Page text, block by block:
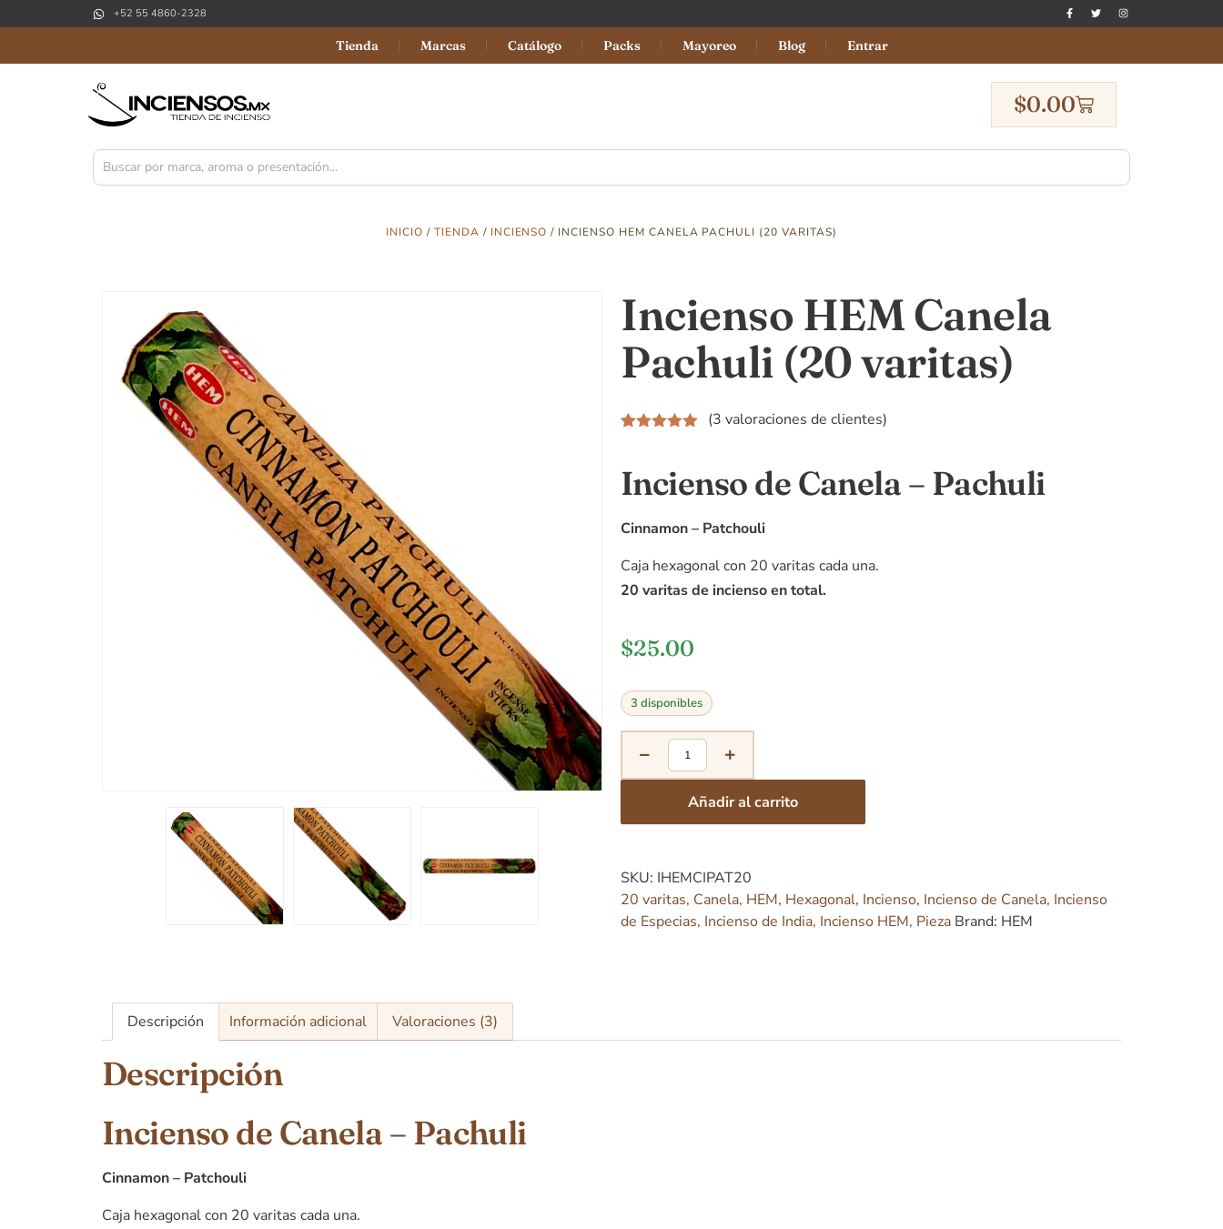
+52 55 4860-2328
Tienda Marcas Catálogo Packs Mayoreo Blog Entrar
$0.00
INICIO /TIENDA / INCIENSO / INCIENSO HEM CANELA PACHULI (20 VARITAS)
Incienso HEM Canela
Pachuli (20 varitas)
5 basado
en
puntuaciones
(3 valoraciones de clientes)
Incienso de Canela – Pachuli
Cinnamon – Patchouli
Caja hexagonal con 20 varitas cada una.
20 varitas de incienso en total.
$25.00
3 disponibles
Añadir al carrito
SKU: IHEMCIPAT20
20 varitas, Canela, HEM, Hexagonal, Incienso, Incienso de Canela, Incienso
de Especias, Incienso de India, Incienso HEM, Pieza Brand: HEM
Descripción Información adicional Valoraciones (3)
Descripción
Incienso de Canela – Pachuli
Cinnamon – Patchouli
Caja hexagonal con 20 varitas cada una.